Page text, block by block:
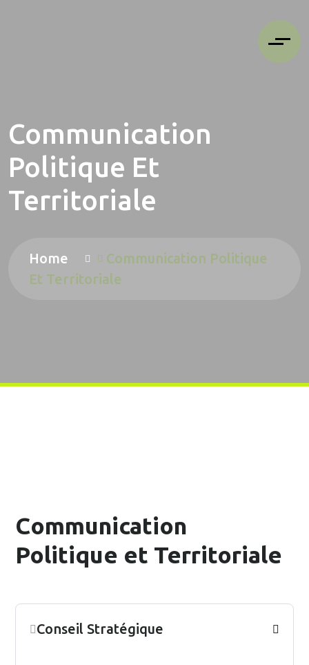
Communication
Politique Et
Territoriale
Home
Communication Politique
Et Territoriale
Communication
Politique et Territoriale
Conseil Stratégique